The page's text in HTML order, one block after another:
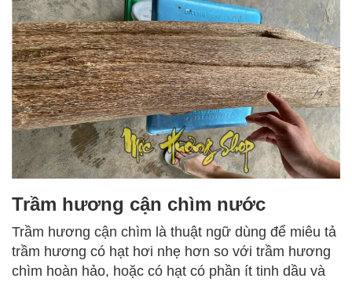
Trầm hương cận chìm nước
Trầm hương cận chìm là thuật ngữ dùng để miêu tả
trầm hương có hạt hơi nhẹ hơn so với trầm hương
chìm hoàn hảo, hoặc có hạt có phần ít tinh dầu và